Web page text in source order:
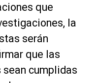
que
la
serán
que las
cumplidas